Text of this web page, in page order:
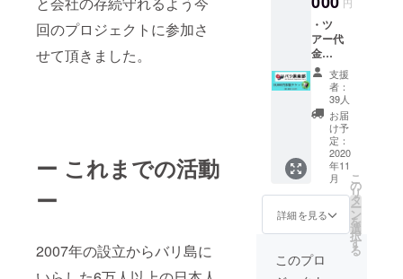
回のプロジェクトに参加さ
せて頂きました。
ー これまでの活動
ー
2007年の設立からバリ島に
つき石
鹸は1つ
となり
ます。
石鹸の
香りは
選べま
せん。
・バリ
島から
心を込
めてサ
ンクス
レター
を送ら
ます。
バー
925, 天
然石,合
皮
（ネッ
クレ
ス）, ポ
リエス
テル
（ブレ
スレッ
ト紐）
天然
石：ト
ルコ石/
ブルー
トパー
円
・ツ
アー代
金
18,000
円分の
チケッ
トと水
筒が含
まれま
す。 ・
全ての
ツアー
でご利
用いた
だけま
す。 ・
期限は
会社が
支援
者：
39人
お届
け予
定：
2020
年11
月
詳細を見る
こ
の
リ
タ
ー
ン
を
選
択
す
る
このプロ